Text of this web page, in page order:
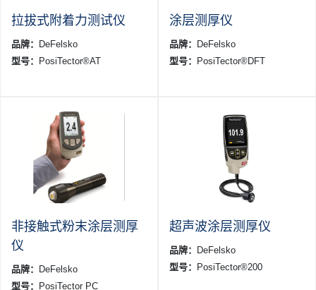
拉拔式附着力测试仪
品牌：
DeFelsko
型号：
PosiTector®AT
涂层测厚仪
品牌：
DeFelsko
型号：
PosiTector®DFT
非接触式粉末涂层测厚
仪
品牌：
DeFelsko
型号：
PosiTector PC
超声波涂层测厚仪
品牌：
DeFelsko
型号：
PosiTector®200